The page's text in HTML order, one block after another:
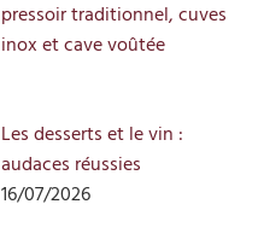
pressoir traditionnel, cuves
inox et cave voûtée
Les desserts et le vin :
audaces réussies
16/07/2026